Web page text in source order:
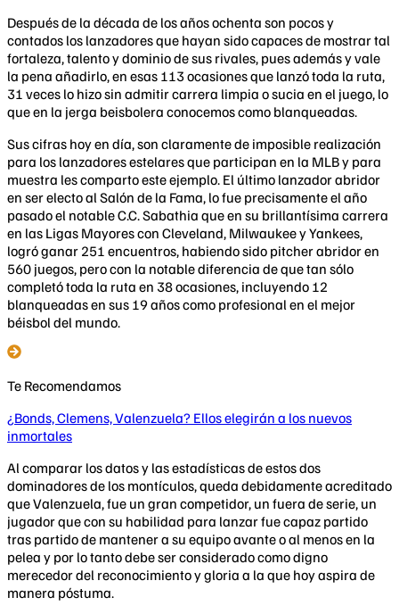
Después de la década de los años ochenta son pocos y
contados los lanzadores que hayan sido capaces de mostrar tal
fortaleza, talento y dominio de sus rivales, pues además y vale
la pena añadirlo, en esas 113 ocasiones que lanzó toda la ruta,
31 veces lo hizo sin admitir carrera limpia o sucia en el juego, lo
que en la jerga beisbolera conocemos como blanqueadas.
Sus cifras hoy en día, son claramente de imposible realización
para los lanzadores estelares que participan en la MLB y para
muestra les comparto este ejemplo. El último lanzador abridor
en ser electo al Salón de la Fama, lo fue precisamente el año
pasado el notable C.C. Sabathia que en su brillantísima carrera
en las Ligas Mayores con Cleveland, Milwaukee y Yankees,
logró ganar 251 encuentros, habiendo sido pitcher abridor en
560 juegos, pero con la notable diferencia de que tan sólo
completó toda la ruta en 38 ocasiones, incluyendo 12
blanqueadas en sus 19 años como profesional en el mejor
béisbol del mundo.
Te Recomendamos
¿Bonds, Clemens, Valenzuela? Ellos elegirán a los nuevos
inmortales
Al comparar los datos y las estadísticas de estos dos
dominadores de los montículos, queda debidamente acreditado
que Valenzuela, fue un gran competidor, un fuera de serie, un
jugador que con su habilidad para lanzar fue capaz partido
tras partido de mantener a su equipo avante o al menos en la
pelea y por lo tanto debe ser considerado como digno
merecedor del reconocimiento y gloria a la que hoy aspira de
manera póstuma.